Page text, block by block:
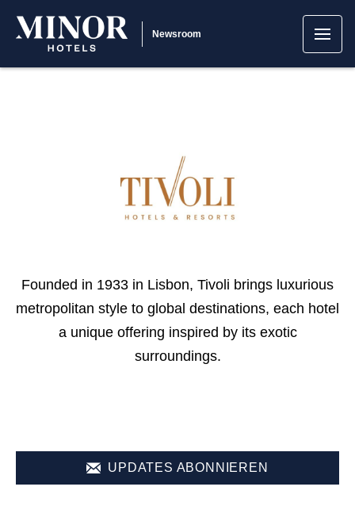
Newsroom
Founded in 1933 in Lisbon, Tivoli brings luxurious
metropolitan style to global destinations, each hotel
a unique offering inspired by its exotic
surroundings.
UPDATES ABONNIEREN